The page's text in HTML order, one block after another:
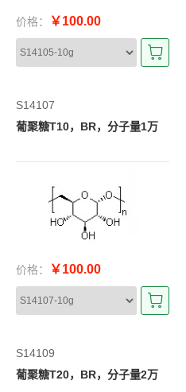
价格： ￥100.00
S14107
葡聚糖T10，BR，分子量1万
价格： ￥100.00
S14109
葡聚糖T20，BR，分子量2万